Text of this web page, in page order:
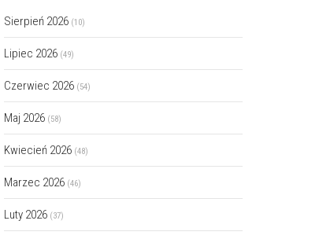
Sierpień 2026 (10)
Lipiec 2026 (49)
Czerwiec 2026 (54)
Maj 2026 (58)
Kwiecień 2026 (48)
Marzec 2026 (46)
Luty 2026 (37)